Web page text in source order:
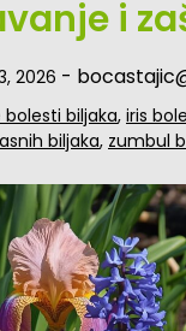
i
2026 -
biljaka, iris
biljaka, zumbul